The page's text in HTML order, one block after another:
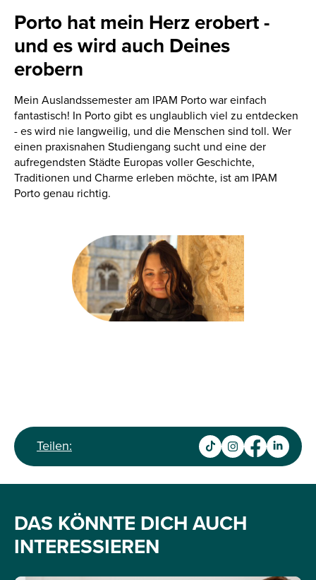
Porto hat mein Herz erobert -
und es wird auch Deines
erobern
Mein Auslandssemester am IPAM Porto war einfach
fantastisch! In Porto gibt es unglaublich viel zu entdecken
- es wird nie langweilig, und die Menschen sind toll. Wer
einen praxisnahen Studiengang sucht und eine der
aufregendsten Städte Europas voller Geschichte,
Traditionen und Charme erleben möchte, ist am IPAM
Porto genau richtig.
Teilen:
DAS KÖNNTE DICH AUCH
INTERESSIEREN